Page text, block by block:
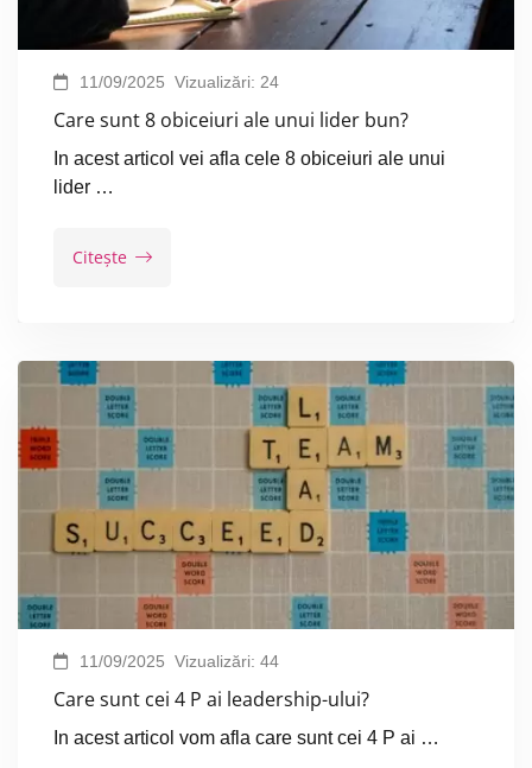
11/09/2025 Vizualizări: 24
Care sunt 8 obiceiuri ale unui lider bun?
In acest articol vei afla cele 8 obiceiuri ale unui
lider …
Citește
11/09/2025 Vizualizări: 44
Care sunt cei 4 P ai leadership-ului?
In acest articol vom afla care sunt cei 4 P ai …